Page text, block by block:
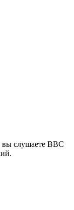
вы слушаете BBC